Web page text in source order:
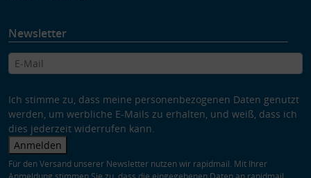
Newsletter
Ich stimme zu, dass meine personenbezogenen Daten genutzt
werden, um werbliche E-Mails zu erhalten, und weiß, dass ich
dies jederzeit widerrufen kann.
Anmelden
Für den Versand unserer Newsletter nutzen wir rapidmail. Mit Ihrer